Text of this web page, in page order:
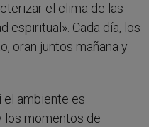
el clima de las
espiritual». Cada día, los
oran juntos mañana y
el ambiente es
los momentos de